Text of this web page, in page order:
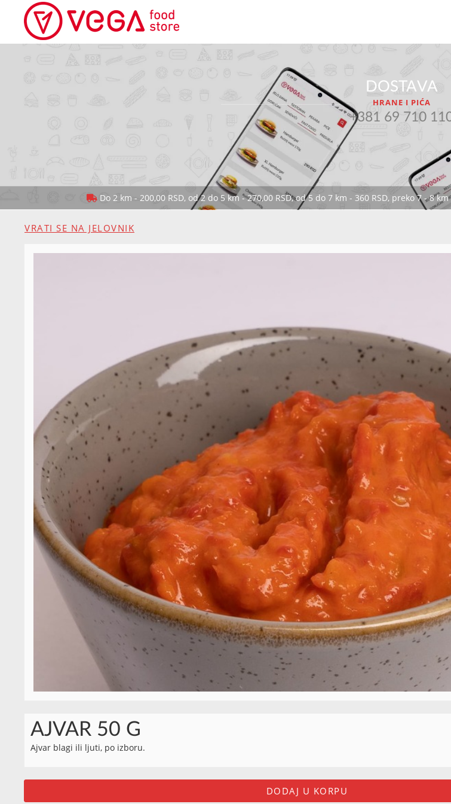
DOSTAVA
HRANE I PIĆA
+381 69 710
Do 2 km - 200,00 RSD, od 2 do 5 km - 270,00 RSD, od 5 do 7 km - 360 RSD, preko 7 - 8
VRATI SE NA JELOVNIK
AJVAR 50 G
Ajvar blagi ili ljuti, po izboru.
DODAJ U KORPU